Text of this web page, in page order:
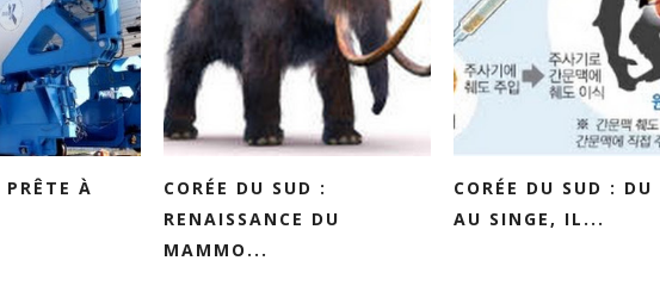
À
CORÉE DU SUD :
RENAISSANCE DU
MAMMO...
CORÉE DU SUD : DU
AU SINGE, IL...